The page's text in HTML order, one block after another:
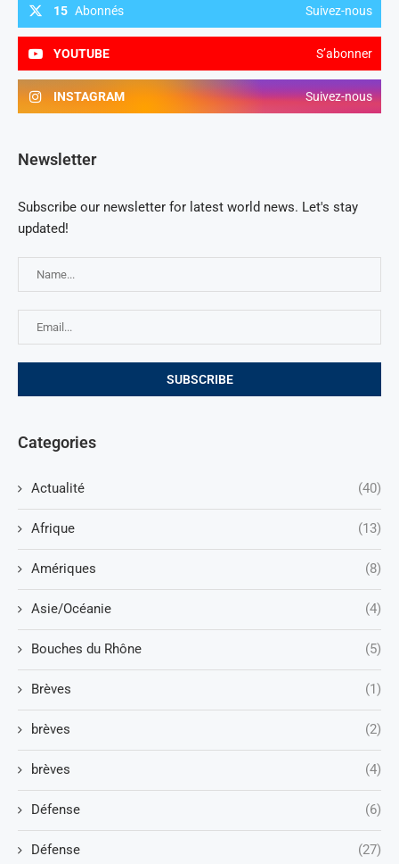
15 Abonnés Suivez-nous
YOUTUBE S’abonner
INSTAGRAM Suivez-nous
Newsletter
Subscribe our newsletter for latest world news. Let's stay
updated!
Categories
Actualité (40)
Afrique (13)
Amériques (8)
Asie/Océanie (4)
Bouches du Rhône (5)
Brèves (1)
brèves (2)
brèves (4)
Défense (6)
Défense (27)